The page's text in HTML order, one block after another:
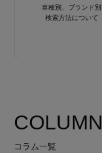
車種別、ブランド別
検索方法について
COLUMN
コラム一覧